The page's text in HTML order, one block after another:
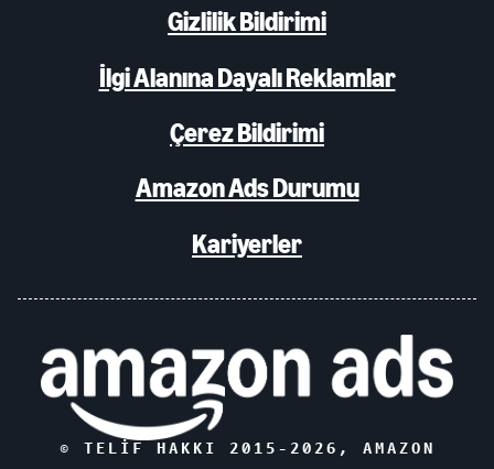
Gizlilik Bildirimi
İlgi Alanına Dayalı Reklamlar
Çerez Bildirimi
Amazon Ads Durumu
Kariyerler
© TELIF HAKKI 2015- 2026 , AMAZON